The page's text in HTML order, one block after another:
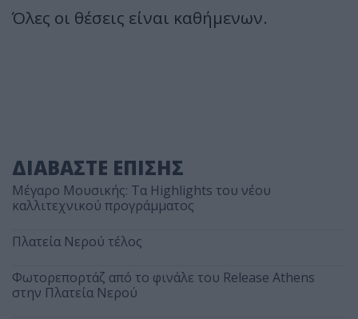
Όλες οι θέσεις είναι καθήμενων.
ΔΙΑΒΑΣΤΕ ΕΠΙΣΗΣ
Μέγαρο Μουσικής: Τα Highlights του νέου
καλλιτεχνικού προγράμματος
Πλατεία Νερού τέλος
Φωτορεπορτάζ από το φινάλε του Release Athens
στην Πλατεία Νερού